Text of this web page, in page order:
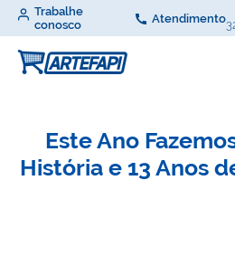
Trabalhe
conosco
Atendimento
Este Ano
História e 13 Anos